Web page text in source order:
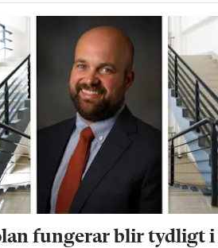
fungerar blir tydligt i